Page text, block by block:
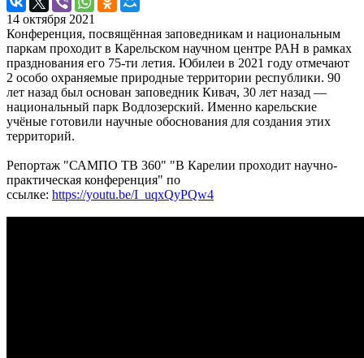
14 октября 2021
Конференция, посвящённая заповедникам и национальным
паркам проходит в Карельском научном центре РАН в рамках
празднования его 75-ти летия. Юбилеи в 2021 году отмечают
2 особо охраняемые природные территории республики. 90
лет назад был основан заповедник Кивач, 30 лет назад —
национальный парк Водлозерский. Именно карельские
учёные готовили научные обоснования для создания этих
территорий.
Репортаж "САМПО ТВ 360" "В Карелии проходит научно-
практическая конференция" по
ссылке: https://youtu.be/I_uqxQyPQw4